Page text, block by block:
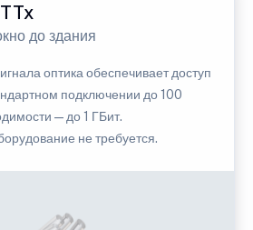
до здания
оптика обеспечивает доступ
подключении до 100
— до 1 ГБит.
не требуется.